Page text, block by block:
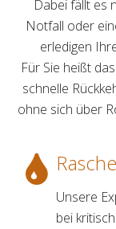
Dabei fällt es
Notfall oder
erledigen
Für Sie heißt
schnelle
ohne sich über
Unsere
bei